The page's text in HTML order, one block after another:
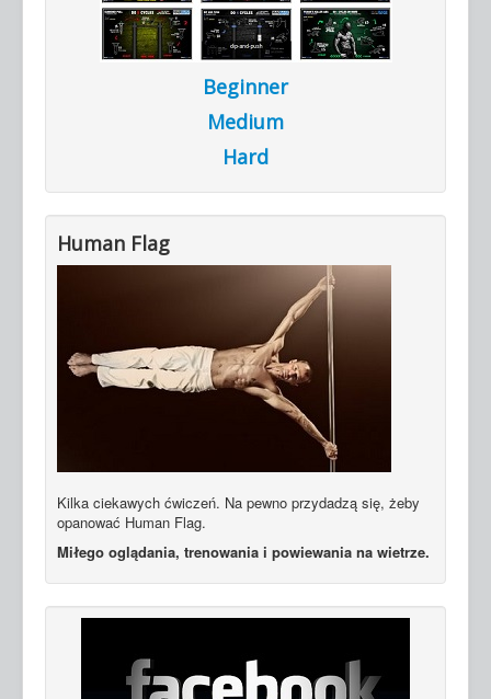
Beginner
Medium
Hard
Human Flag
Kilka ciekawych ćwiczeń. Na pewno przydadzą się, żeby
opanować Human Flag.
Miłego oglądania, trenowania i powiewania na wietrze.